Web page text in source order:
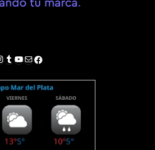
Tumblr
YouTube
Correo electrónico
Facebook